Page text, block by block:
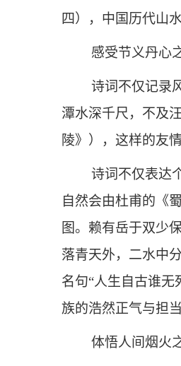
四），中国历代山
感受节义丹心
诗词不仅记录
潭水深千尺，不及
陵》），这样的友
诗词不仅表达
自然会由杜甫的《
图。赖有岳于双少
落青天外，二水中
名句“人生自古谁
族的浩然正气与担当
体悟人间烟火